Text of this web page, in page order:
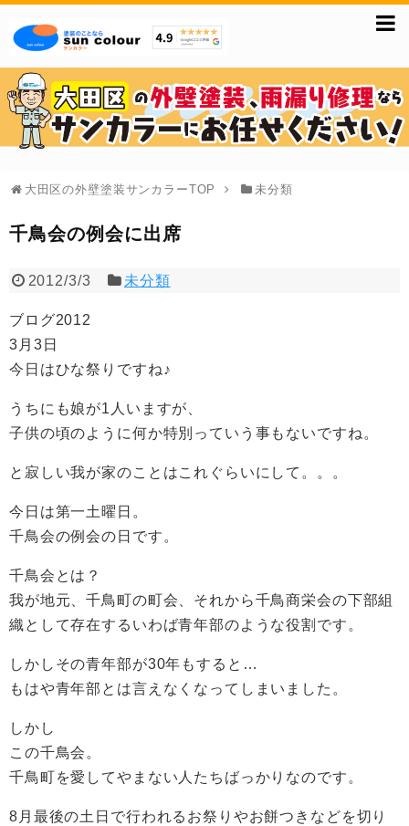
大田区の外壁塗装サンカラーTOP 未分類
千鳥会の例会に出席
2012/3/3 未分類
ブログ2012
3月3日
今日はひな祭りですね♪
うちにも娘が1人いますが、
子供の頃のように何か特別っていう事もないですね。
と寂しい我が家のことはこれぐらいにして。。。
今日は第一土曜日。
千鳥会の例会の日です。
千鳥会とは？
我が地元、千鳥町の町会、それから千鳥商栄会の下部組
織として存在するいわば青年部のような役割です。
しかしその青年部が30年もすると…
もはや青年部とは言えなくなってしまいました。
しかし
この千鳥会。
千鳥町を愛してやまない人たちばっかりなのです。
8月最後の土日で行われるお祭りやお餅つきなどを切り